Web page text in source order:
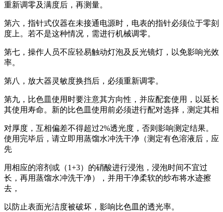
重新调零及满度后，再测量。
第六，指针式仪器在未接通电源时，电表的指针必须位于零刻
度上。若不是这种情况，需进行机械调零。
第七，操作人员不应轻易触动灯泡及反光镜灯，以免影响光效
率。
第八，放大器灵敏度换挡后，必须重新调零。
第九，比色皿使用时要注意其方向性，并应配套使用，以延长
其使用寿命。新的比色皿使用前必须进行配对选择，测定其相
对厚度，互相偏差不得超过2%透光度，否则影响测定结果。
使用完毕后，请立即用蒸馏水冲洗干净（测定有色溶液后，应
先
用相应的溶剂或（1+3）的硝酸进行浸泡，浸泡时间不宜过
长，再用蒸馏水冲洗干净），并用干净柔软的纱布将水迹擦
去，
以防止表面光洁度被破坏，影响比色皿的透光率。